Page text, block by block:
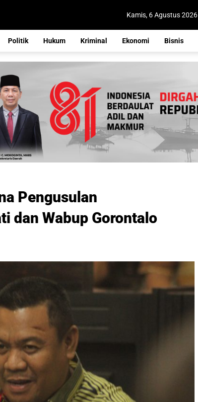
Kamis, 6 Agustus 2026
Politik Hukum Kriminal Ekonomi Bisnis
Pengusulan
dan Wabup Gorontalo